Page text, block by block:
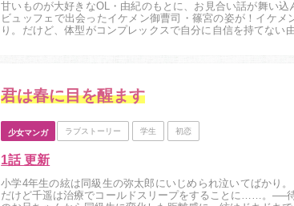
甘いものが大好きなOL・由紀のもとに、お見合い話が舞い
ビュッフェで出会ったイケメン御曹司・篠宮の姿が！イケ
り。だけど、体型がコンプレックスで自分に自信を持てない
君は春に目を醒ます
少女マンガ ラブストーリー 学生 初恋
1話 更新
小学4年生の絃は同級生の弥太郎にいじめられ泣いてばかり
だけど千遥は治療でコールドスリープをすることに……。──